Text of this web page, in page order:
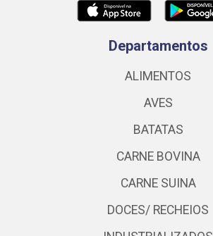
Departamentos
ALIMENTOS
AVES
BATATAS
CARNE BOVINA
CARNE SUINA
DOCES/ RECHEIOS